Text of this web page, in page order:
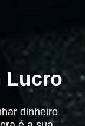
Lucro
dinheiro